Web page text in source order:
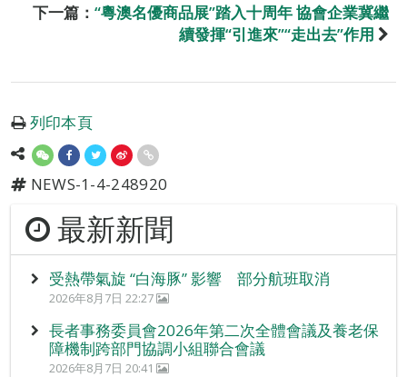
下一篇： “粵澳名優商品展”踏入十周年 協會企業冀繼
續發揮“引進來”“走出去”作用
列印本頁
NEWS-1-4-248920
最新新聞
受熱帶氣旋 “白海豚” 影響 部分航班取消
2026年8月7日 22:27
長者事務委員會2026年第二次全體會議及養老保
障機制跨部門協調小組聯合會議
2026年8月7日 20:41